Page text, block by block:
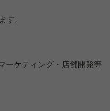
。
ーケティング・店舗開発等